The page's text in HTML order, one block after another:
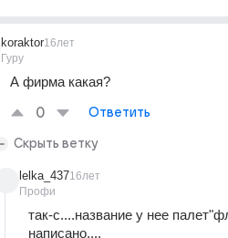
koraktor
Гуру
16лет
А фирма какая?
0 Ответить
Скрыть ветку
lelka_437
Профи
16лет
так-с....название у нее
написано....